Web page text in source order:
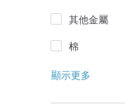
其他金屬
棉
顯示更多